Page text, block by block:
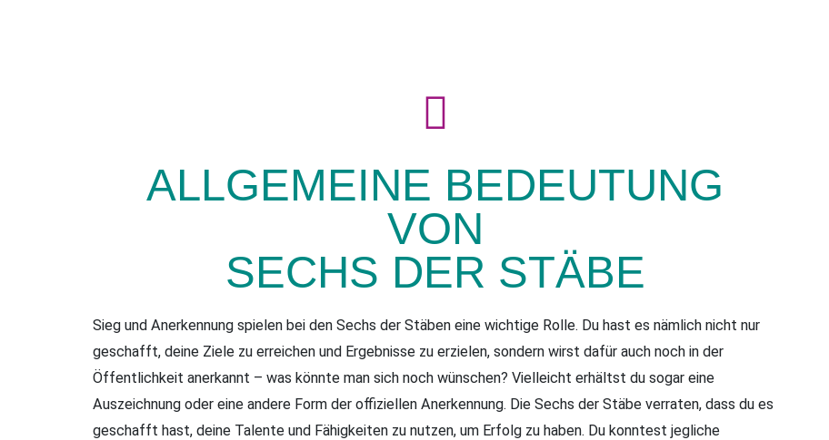
ALLGEMEINE BEDEUTUNG
VON
SECHS DER STÄBE
Sieg und Anerkennung spielen bei den Sechs der Stäben eine wichtige Rolle. Du hast es nämlich nicht nur
geschafft, deine Ziele zu erreichen und Ergebnisse zu erzielen, sondern wirst dafür auch noch in der
Öffentlichkeit anerkannt – was könnte man sich noch wünschen? Vielleicht erhältst du sogar eine
Auszeichnung oder eine andere Form der offiziellen Anerkennung. Die Sechs der Stäbe verraten, dass du es
geschafft hast, deine Talente und Fähigkeiten zu nutzen, um Erfolg zu haben. Du konntest jegliche